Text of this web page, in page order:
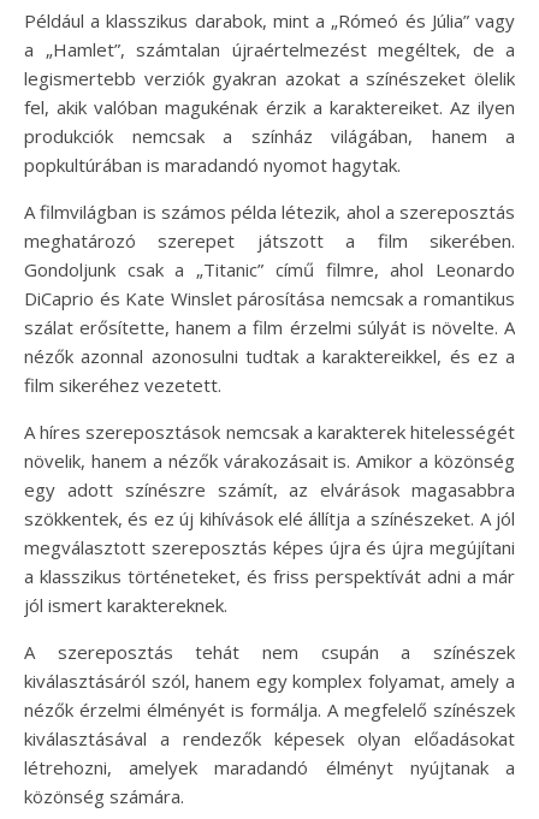
Például a klasszikus darabok, mint a „Rómeó és Júlia” vagy
a „Hamlet”, számtalan újraértelmezést megéltek, de a
legismertebb verziók gyakran azokat a színészeket ölelik
fel, akik valóban magukénak érzik a karaktereiket. Az ilyen
produkciók nemcsak a színház világában, hanem a
popkultúrában is maradandó nyomot hagytak.
A filmvilágban is számos példa létezik, ahol a szereposztás
meghatározó szerepet játszott a film sikerében.
Gondoljunk csak a „Titanic” című filmre, ahol Leonardo
DiCaprio és Kate Winslet párosítása nemcsak a romantikus
szálat erősítette, hanem a film érzelmi súlyát is növelte. A
nézők azonnal azonosulni tudtak a karaktereikkel, és ez a
film sikeréhez vezetett.
A híres szereposztások nemcsak a karakterek hitelességét
növelik, hanem a nézők várakozásait is. Amikor a közönség
egy adott színészre számít, az elvárások magasabbra
szökkentek, és ez új kihívások elé állítja a színészeket. A jól
megválasztott szereposztás képes újra és újra megújítani
a klasszikus történeteket, és friss perspektívát adni a már
jól ismert karaktereknek.
A szereposztás tehát nem csupán a színészek
kiválasztásáról szól, hanem egy komplex folyamat, amely a
nézők érzelmi élményét is formálja. A megfelelő színészek
kiválasztásával a rendezők képesek olyan előadásokat
létrehozni, amelyek maradandó élményt nyújtanak a
közönség számára.